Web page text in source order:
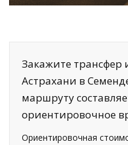
Закажите трансфер
Астрахани в
маршруту
ориентировочное
Ориентировочная